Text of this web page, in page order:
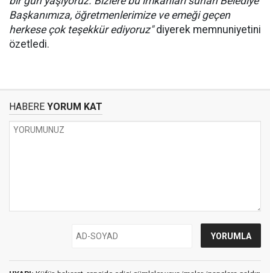
Başkanımıza, öğretmenlerimize ve emeği geçen
herkese çok teşekkür ediyoruz"diyerek memnuniyetini
özetledi.
HABERE YORUM KAT